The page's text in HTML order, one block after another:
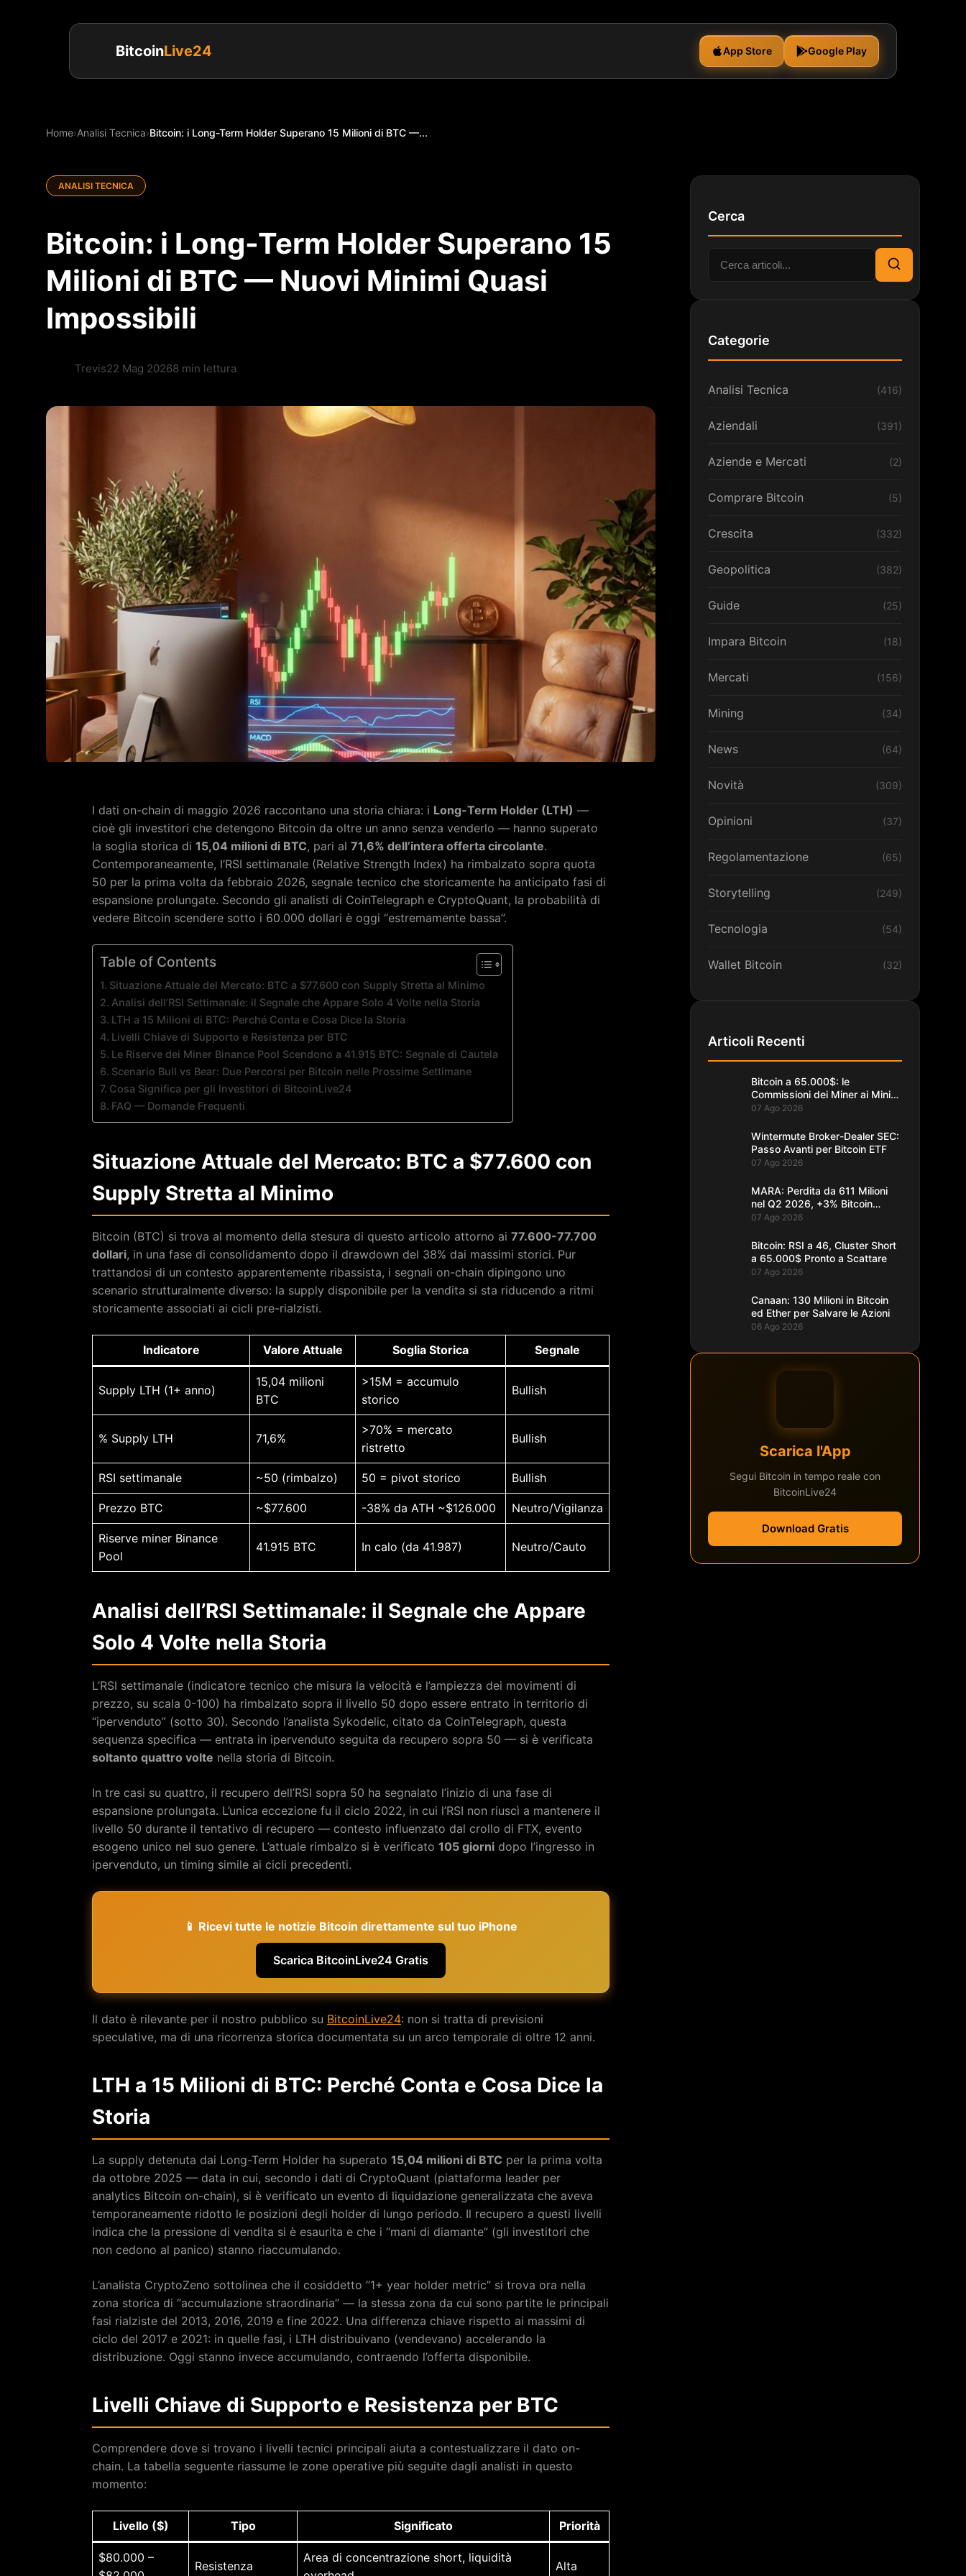
BitcoinLive24 App Store Google Play
Home›Analisi Tecnica›Bitcoin: i Long-Term Holder Superano 15 Milioni di BTC —...
ANALISI TECNICA
Bitcoin: i Long-Term Holder Superano 15
Milioni di BTC — Nuovi Minimi Quasi
Impossibili
Trevis22 Mag 20268 min lettura
I dati on-chain di maggio 2026 raccontano una storia chiara: i Long-Term Holder (LTH) —
cioè gli investitori che detengono Bitcoin da oltre un anno senza venderlo — hanno superato
la soglia storica di 15,04 milioni di BTC, pari al 71,6% dell’intera offerta circolante.
Contemporaneamente, l’RSI settimanale (Relative Strength Index) ha rimbalzato sopra quota
50 per la prima volta da febbraio 2026, segnale tecnico che storicamente ha anticipato fasi di
espansione prolungate. Secondo gli analisti di CoinTelegraph e CryptoQuant, la probabilità di
vedere Bitcoin scendere sotto i 60.000 dollari è oggi “estremamente bassa”.
Table of Contents
Situazione Attuale del Mercato: BTC a $77.600 con Supply Stretta al Minimo
Analisi dell’RSI Settimanale: il Segnale che Appare Solo 4 Volte nella Storia
LTH a 15 Milioni di BTC: Perché Conta e Cosa Dice la Storia
Livelli Chiave di Supporto e Resistenza per BTC
Le Riserve dei Miner Binance Pool Scendono a 41.915 BTC: Segnale di Cautela
Scenario Bull vs Bear: Due Percorsi per Bitcoin nelle Prossime Settimane
Cosa Significa per gli Investitori di BitcoinLive24
FAQ — Domande Frequenti
Situazione Attuale del Mercato: BTC a $77.600 con
Supply Stretta al Minimo
Bitcoin (BTC) si trova al momento della stesura di questo articolo attorno ai 77.600-77.700
dollari, in una fase di consolidamento dopo il drawdown del 38% dai massimi storici. Pur
trattandosi di un contesto apparentemente ribassista, i segnali on-chain dipingono uno
scenario strutturalmente diverso: la supply disponibile per la vendita si sta riducendo a ritmi
storicamente associati ai cicli pre-rialzisti.
Indicatore Valore Attuale Soglia Storica Segnale
Supply LTH (1+ anno)
15,04 milioni
BTC
>15M = accumulo
storico
Bullish
% Supply LTH 71,6%
>70% = mercato
ristretto
Bullish
RSI settimanale ~50 (rimbalzo) 50 = pivot storico Bullish
Prezzo BTC ~$77.600 -38% da ATH ~$126.000 Neutro/Vigilanza
Riserve miner Binance
Pool
41.915 BTC In calo (da 41.987) Neutro/Cauto
Analisi dell’RSI Settimanale: il Segnale che Appare
Solo 4 Volte nella Storia
L’RSI settimanale (indicatore tecnico che misura la velocità e l’ampiezza dei movimenti di
prezzo, su scala 0-100) ha rimbalzato sopra il livello 50 dopo essere entrato in territorio di
“ipervenduto” (sotto 30). Secondo l’analista Sykodelic, citato da CoinTelegraph, questa
sequenza specifica — entrata in ipervenduto seguita da recupero sopra 50 — si è verificata
soltanto quattro volte nella storia di Bitcoin.
In tre casi su quattro, il recupero dell’RSI sopra 50 ha segnalato l’inizio di una fase di
espansione prolungata. L’unica eccezione fu il ciclo 2022, in cui l’RSI non riuscì a mantenere il
livello 50 durante il tentativo di recupero — contesto influenzato dal crollo di FTX, evento
esogeno unico nel suo genere. L’attuale rimbalzo si è verificato 105 giorni dopo l’ingresso in
ipervenduto, un timing simile ai cicli precedenti.
📱 Ricevi tutte le notizie Bitcoin direttamente sul tuo iPhone
Scarica BitcoinLive24 Gratis
Il dato è rilevante per il nostro pubblico su BitcoinLive24: non si tratta di previsioni
speculative, ma di una ricorrenza storica documentata su un arco temporale di oltre 12 anni.
LTH a 15 Milioni di BTC: Perché Conta e Cosa Dice la
Storia
La supply detenuta dai Long-Term Holder ha superato 15,04 milioni di BTC per la prima volta
da ottobre 2025 — data in cui, secondo i dati di CryptoQuant (piattaforma leader per
analytics Bitcoin on-chain), si è verificato un evento di liquidazione generalizzata che aveva
temporaneamente ridotto le posizioni degli holder di lungo periodo. Il recupero a questi livelli
indica che la pressione di vendita si è esaurita e che i “mani di diamante” (gli investitori che
non cedono al panico) stanno riaccumulando.
L’analista CryptoZeno sottolinea che il cosiddetto “1+ year holder metric” si trova ora nella
zona storica di “accumulazione straordinaria” — la stessa zona da cui sono partite le principali
fasi rialziste del 2013, 2016, 2019 e fine 2022. Una differenza chiave rispetto ai massimi di
ciclo del 2017 e 2021: in quelle fasi, i LTH distribuivano (vendevano) accelerando la
distribuzione. Oggi stanno invece accumulando, contraendo l’offerta disponibile.
Livelli Chiave di Supporto e Resistenza per BTC
Comprendere dove si trovano i livelli tecnici principali aiuta a contestualizzare il dato on-
chain. La tabella seguente riassume le zone operative più seguite dagli analisti in questo
momento:
Livello ($) Tipo Significato Priorità
$80.000 –
Resistenza
Area di concentrazione short, liquidità
Alta
Cerca
Cerca:
Cerca
Categorie
Analisi Tecnica (416)
Aziendali (391)
Aziende e Mercati (2)
Comprare Bitcoin (5)
Crescita (332)
Geopolitica (382)
Guide (25)
Impara Bitcoin (18)
Mercati (156)
Mining (34)
News (64)
Novità (309)
Opinioni (37)
Regolamentazione (65)
Storytelling (249)
Tecnologia (54)
Wallet Bitcoin (32)
Articoli Recenti
Bitcoin a 65.000$: le
Commissioni dei Miner ai Minimi
da un Decennio
07 Ago 2026
Wintermute Broker-Dealer SEC:
Passo Avanti per Bitcoin ETF
07 Ago 2026
MARA: Perdita da 611 Milioni
nel Q2 2026, +3% Bitcoin
Minati
07 Ago 2026
Bitcoin: RSI a 46, Cluster Short
a 65.000$ Pronto a Scattare
07 Ago 2026
Canaan: 130 Milioni in Bitcoin
ed Ether per Salvare le Azioni
06 Ago 2026
Scarica l'App
Segui Bitcoin in tempo reale con
BitcoinLive24
Download Gratis